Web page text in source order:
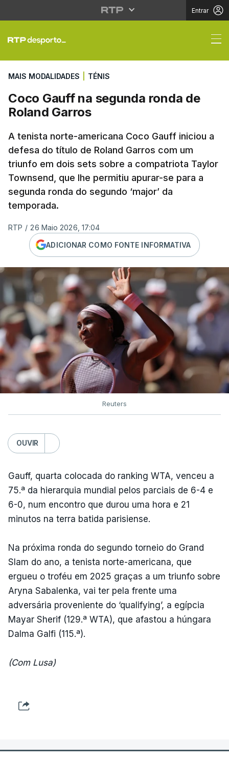
Entrar
Coco Gauff na
MAIS MODALIDADES TÉNIS
Coco Gauff na segunda ronda de
Roland Garros
A tenista norte-americana Coco Gauff iniciou a
defesa do título de Roland Garros com um
triunfo em dois sets sobre a compatriota Taylor
Townsend, que lhe permitiu apurar-se para a
segunda ronda do segundo ‘major’ da
temporada.
RTP / 26 Maio 2026, 17:04
ADICIONAR COMO FONTE INFORMATIVA
Reuters
OUVIR
Gauff, quarta colocada do ranking WTA, venceu a
75.ª da hierarquia mundial pelos parciais de 6-4 e
6-0, num encontro que durou uma hora e 21
minutos na terra batida parisiense.
Na próxima ronda do segundo torneio do Grand
Slam do ano, a tenista norte-americana, que
ergueu o troféu em 2025 graças a um triunfo sobre
Aryna Sabalenka, vai ter pela frente uma
adversária proveniente do ‘qualifying’, a egípcia
Mayar Sherif (129.ª WTA), que afastou a húngara
Dalma Galfi (115.ª).
(Com Lusa)